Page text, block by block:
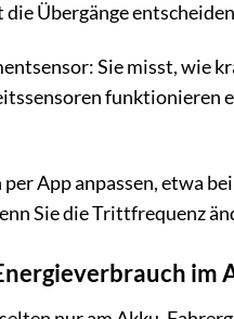
Übergänge
Sie misst, wie
funktionieren
App anpassen, etwa
Sie die Trittfrequenz
im